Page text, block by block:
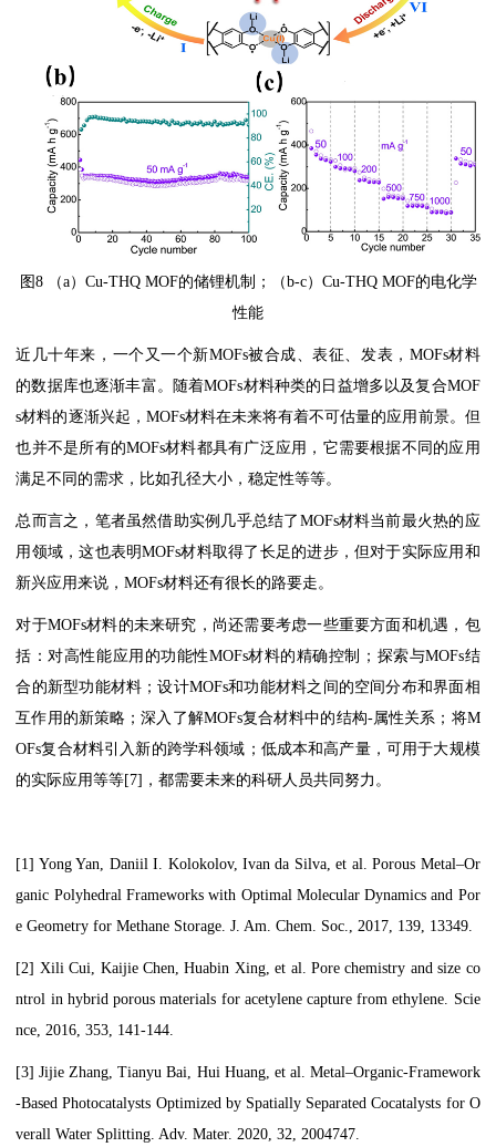
图8 （a）Cu-THQ MOF的储锂机制；（b-c）Cu-THQ MOF的电化学
性能
近几十年来，一个又一个新MOFs被合成、表征、发表，MOFs材料
的数据库也逐渐丰富。随着MOFs材料种类的日益增多以及复合MOF
s材料的逐渐兴起，MOFs材料在未来将有着不可估量的应用前景。但
也并不是所有的MOFs材料都具有广泛应用，它需要根据不同的应用
满足不同的需求，比如孔径大小，稳定性等等。
总而言之，笔者虽然借助实例几乎总结了MOFs材料当前最火热的应
用领域，这也表明MOFs材料取得了长足的进步，但对于实际应用和
新兴应用来说，MOFs材料还有很长的路要走。
对于MOFs材料的未来研究，尚还需要考虑一些重要方面和机遇，包
括：对高性能应用的功能性MOFs材料的精确控制；探索与MOFs结
合的新型功能材料；设计MOFs和功能材料之间的空间分布和界面相
互作用的新策略；深入了解MOFs复合材料中的结构-属性关系；将M
OFs复合材料引入新的跨学科领域；低成本和高产量，可用于大规模
的实际应用等等[7]，都需要未来的科研人员共同努力。
[1] Yong Yan, Daniil I. Kolokolov, Ivan da Silva, et al. Porous Metal–Or
ganic Polyhedral Frameworks with Optimal Molecular Dynamics and Por
e Geometry for Methane Storage. J. Am. Chem. Soc., 2017, 139, 13349.
[2] Xili Cui, Kaijie Chen, Huabin Xing, et al. Pore chemistry and size co
ntrol in hybrid porous materials for acetylene capture from ethylene. Scie
nce, 2016, 353, 141-144.
[3] Jijie Zhang, Tianyu Bai, Hui Huang, et al. Metal–Organic-Framework
-Based Photocatalysts Optimized by Spatially Separated Cocatalysts for O
verall Water Splitting. Adv. Mater. 2020, 32, 2004747.